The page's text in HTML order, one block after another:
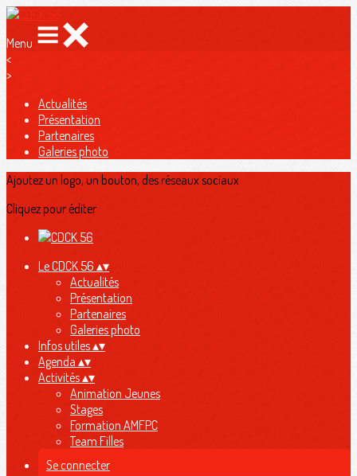
Menu
<
>
Actualités
Présentation
Partenaires
Galeries photo
Ajoutez un logo, un bouton, des réseaux sociaux
Cliquez pour éditer
Le CDCK 56 ▴▾
Actualités
Présentation
Partenaires
Galeries photo
Infos utiles▴▾
Agenda ▴▾
Activités▴▾
Animation Jeunes
Stages
Formation AMFPC
Team Filles
Se connecter